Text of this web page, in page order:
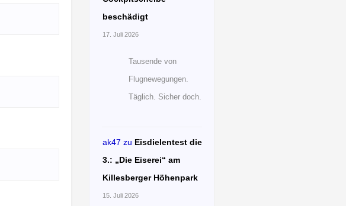
beschädigt
17. Juli 2026
Tausende von
Flugnewegungen.
Täglich. Sicher doch.
ak47 zu Eisdielentest die
3.: „Die Eiserei“ am
Killesberger Höhenpark
15. Juli 2026